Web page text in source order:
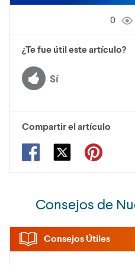
0
¿Te fue útil este artículo?
Sí
Compartir el artículo
Consejos de
Consejos Útiles